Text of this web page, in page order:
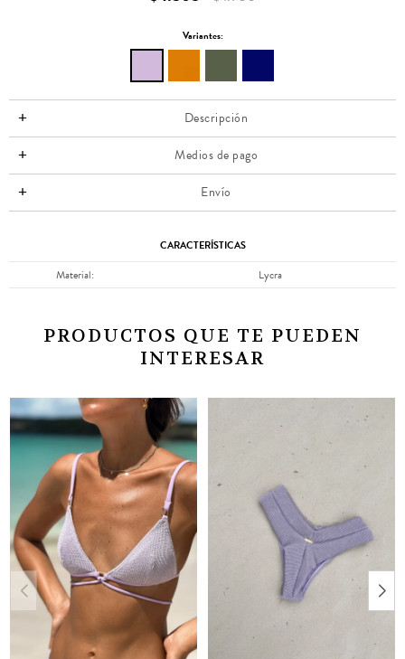
Variantes:
Descripción
Medios de pago
Envío
CARACTERÍSTICAS
Material Lycra
PRODUCTOS QUE TE PUEDEN
INTERESAR